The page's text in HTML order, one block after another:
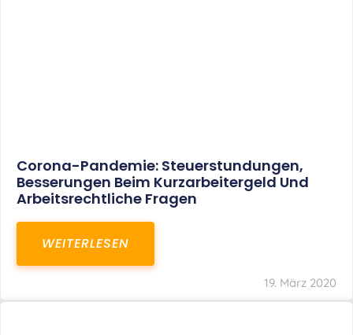
Corona-Pandemie: Steuerstundungen,
Besserungen Beim Kurzarbeitergeld Und
Arbeitsrechtliche Fragen
WEITERLESEN
19. März 2020